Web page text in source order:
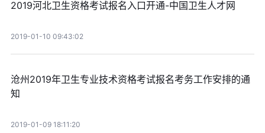
2019河北卫生资格考试报名入口开通-中国卫生人才网
2019-01-10 09:43:02
沧州2019年卫生专业技术资格考试报名考务工作安排的通
知
2019-01-09 18:11:20